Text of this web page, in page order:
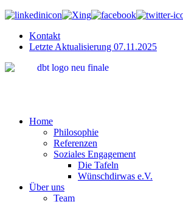
Kontakt
Letzte Aktualisierung 07.11.2025
Home
Philosophie
Referenzen
Soziales Engagement
Die Tafeln
Wünschdirwas e.V.
Über uns
Team